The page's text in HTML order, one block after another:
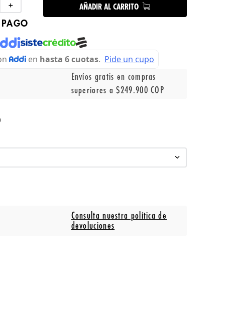
＋ AÑADIR AL CARRITO
Envíos gratis en compras
superiores a $249.900 COP
Consulta nuestra política de
devoluciones